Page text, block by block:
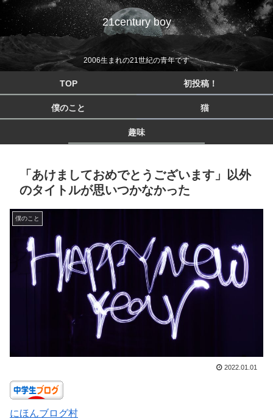
21century boy
2006生まれの21世紀の青年です
TOP 初投稿！
僕のこと 猫
趣味
「あけましておめでとうございます」以外
のタイトルが思いつかなかった
僕のこと
2022.01.01
にほんブログ村